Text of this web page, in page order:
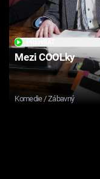
Mezi COOLky
Komedie / Zábavný